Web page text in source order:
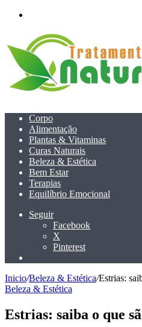
Corpo
Alimentação
Plantas & Vitaminas
Curas Naturais
Beleza & Estética
Bem Estar
Terapias
Equilíbrio Emocional
Seguir
Facebook
X
Pinterest
Inicio/Beleza & Estética/Estrias:
Beleza & Estética
Estrias: saiba o que